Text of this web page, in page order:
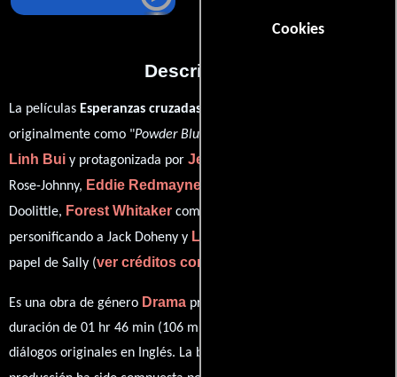
Cookies
Descripción
La películas Esperanzas cruzadas
originalmente como "Powder Blue
Linh Bui y protagonizada por Jessica Biel
Rose-Johnny, Eddie Redmayne
Doolittle, Forest Whitaker como Charlie,
personificando a Jack Doheny y Lisa Kudrow
papel de Sally (ver créditos completos
Es una obra de género Drama producida en EE.UU.. Con una
duración de 01 hr 46 min (106 minutos), esta película tiene
diálogos originales en Inglés. La banda sonora para esta